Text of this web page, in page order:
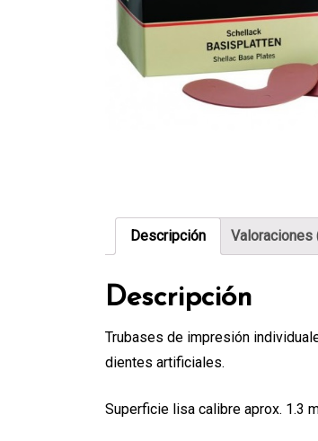
Descripción Valoraciones
Descripción
Trubases de impresión
dientes artificiales.
Superficie lisa calibre aprox. 1.3